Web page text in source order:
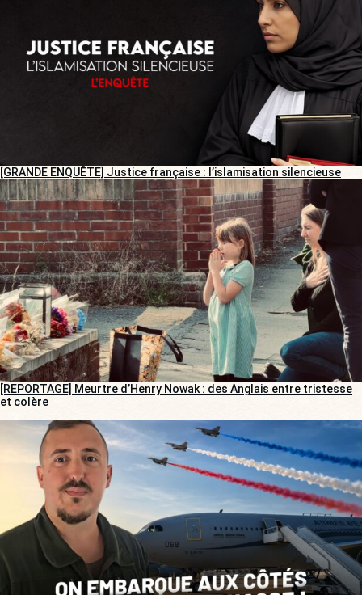
[GRANDE ENQUÊTE] Justice française : l’islamisation silencieuse
[REPORTAGE] Meurtre d’Henry Nowak : des Anglais entre tristesse
et colère